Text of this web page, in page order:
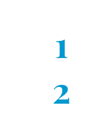
1
2